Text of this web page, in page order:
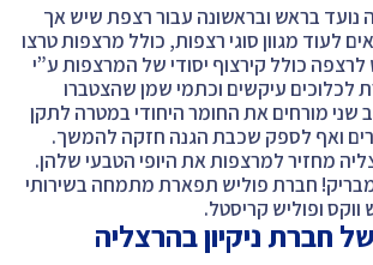
נועד בראש ובראשונה עבור רצפת שיש אך
לעוד מגוון סוגי רצפות, כולל מרצפות טרצו
לרצפה כולל קירצוף יסודי של המרצפות ע”י
לכלוכים עיקשים וכתמי שמן שהצטברו
שני מורחים את החומר היחודי במטרה לתקן
ואף לספק שכבת הגנה חזקה להמשך.
מחזיר למרצפות את היופי הטבעי שלהן.
חברת פוליש תפארת מתמחה בשירותי
ווקס ופוליש קריסטל.
חברת ניקיון בהרצליה